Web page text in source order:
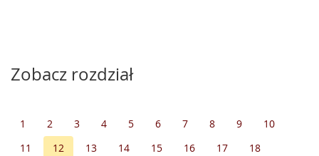
Zobacz rozdział
1 2 3 4 5 6 7 8 9
10
11
12 13 14 15 16 17
18